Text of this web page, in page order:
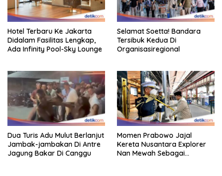
Hotel Terbaru Ke Jakarta
Didalam Fasilitas Lengkap,
Ada Infinity Pool-Sky Lounge
Selamat Soetta! Bandara
Tersibuk Kedua Di
Organisasiregional
Dua Turis Adu Mulut Berlanjut
Jambak-jambakan Di Antre
Jagung Bakar Di Canggu
Momen Prabowo Jajal
Kereta Nusantara Explorer
Nan Mewah Sebagai